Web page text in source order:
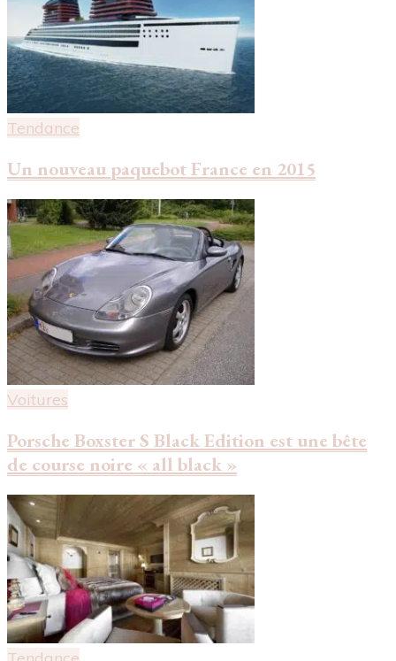
Tendance
Un nouveau paquebot France en 2015
Voitures
Porsche Boxster S Black Edition est une bête
de course noire « all black »